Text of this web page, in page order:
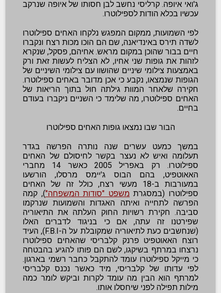
ג'ואי איופה. קרליסי נחשב לבן חסותו של איופה שנרקב
עכשיו בכלא הודות לספילוטרו.
לפי השמועות, ממקום המפגש נלקחו האחים ספילוטרו
לשדה תירס באינדיאנה, שם הם הוכו מכות רצח ונקברו
חיים בבור שהוכן במקום מראש. אחיהם, פסקל, שנקרא
לזהות את גופות שני אחיו, לא הצליח לעשות זאת ורק
באמצעות צילומי שיניים שהושוו עם צילומי השיניים של
הגופות שנמצאו, נקבע כי אכן מדובר באחים ספילוטרו.
חקירה שלאחר המוות גילתה חול בתוך הריאות של
האחים ספילוטרו, מה שלימד כי השניים ניקברו בעודם
בחיים.
הבור שבו נמצאו גופות האחים ספילוטרו
במשך כמעט עשרים שנה נותרה הפרשה בגדר
תעלומה ואיש לא נעצר בקשר לחיסולם של האחים
ספילוטרו. רק באפריל 2005 כאשר 14 מחברי
האאוטפיט, בהם הבוס ג'יימס מרסלו, הורשעו
במעורבות ב-18 מעשי רצח, כולל זה של האחים
ספילוטרו (במסגרת משפט "סודות המשפחה"), קמה
הפרשה לתחייה ואיתה האגדות והשמועות שנרקמו
סביבה. חקירת רשויות החוק העלתה את התיאוריה
שפירטנו זה עתה, אם כי בניגוד לדברים האלו
(שנחשבים כעת לתיאוריה שמקובלת על ה-F.B.I), העיד
רוצח האאוטפיט פרנק קלבריסי שהאחים ספילוטרו
נרצחו במרתף בשיקגו, לשם הם פותו להגיע בהבטחה
כי מייקל ספילוטרו עומד להתקבל כחבר רשמי בארגון.
לפי עדותו של קלבריסי, מיד כאשר נכנס קלבריסי
למרתף הוא הבין מה עומד לקרות וביקש לומר כמה
מילות תפילה לפני שיחסלו אותו.